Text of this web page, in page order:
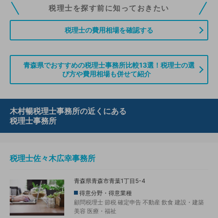
税理士ドットコムの無料会員にご登録いただくと、貴事務所の情報を編集し
ていただくことができます。また、税理士をお探しの方との接点をご提供す
無料登録のご案内はこちら
税理士を探す前に知っておきたい
税理士の費用相場を確認する
青森県でおすすめの税理士事務所比較13選！税理士の選
び方や費用相場も併せて紹介
木村暢税理士事務所の近くにある
税理士事務所
税理士佐々木広幸事務所
青森県青森市青葉1丁目5-4
得意分野・得意業種
顧問税理士 節税 確定申告 不動産 飲食 建設・建築
美容 医療・福祉